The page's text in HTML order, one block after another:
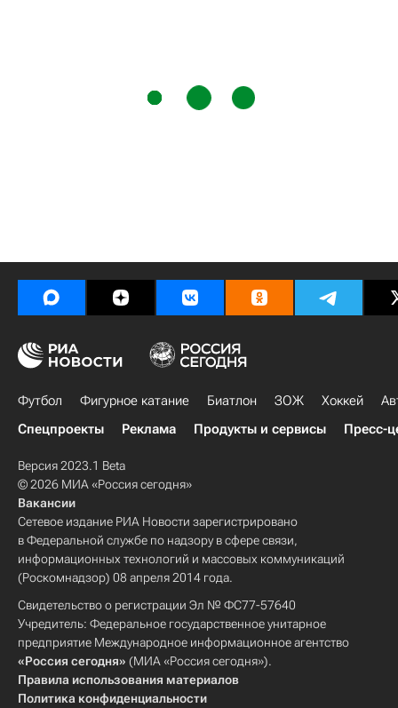
Футбол Фигурное катание Биатлон ЗОЖ Хоккей
Спецпроекты
Реклама Продукты и сервисы Пресс-
Версия 2023.1 Beta
© 2026 МИА «Россия сегодня»
Вакансии
Сетевое издание РИА Новости зарегистрировано
в Федеральной службе по надзору в сфере связи,
информационных технологий и массовых коммуникаций
(Роскомнадзор) 08 апреля 2014 года.
Свидетельство о регистрации Эл № ФС77-57640
Учредитель: Федеральное государственное унитарное
предприятие Международное информационное агентство
«Россия сегодня» (МИА «Россия сегодня»).
Правила использования материалов
Политика конфиденциальности